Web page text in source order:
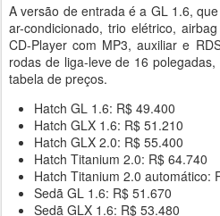
A versão de entrada é a GL 1.6,
ar-condicionado, trio elétrico,
CD-Player com MP3, auxiliar e
rodas de liga-leve de 16
tabela de preços.
Hatch GL 1.6: R$ 49.400
Hatch GLX 1.6: R$ 51.210
Hatch GLX 2.0: R$ 55.400
Hatch Titanium 2.0: R$ 64.740
Hatch Titanium 2.0 automático:
Sedã GL 1.6: R$ 51.670
Sedã GLX 1.6: R$ 53.480